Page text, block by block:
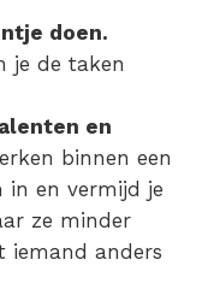
doen.
je de taken
en
binnen een
in en vermijd je
ze minder
iemand anders